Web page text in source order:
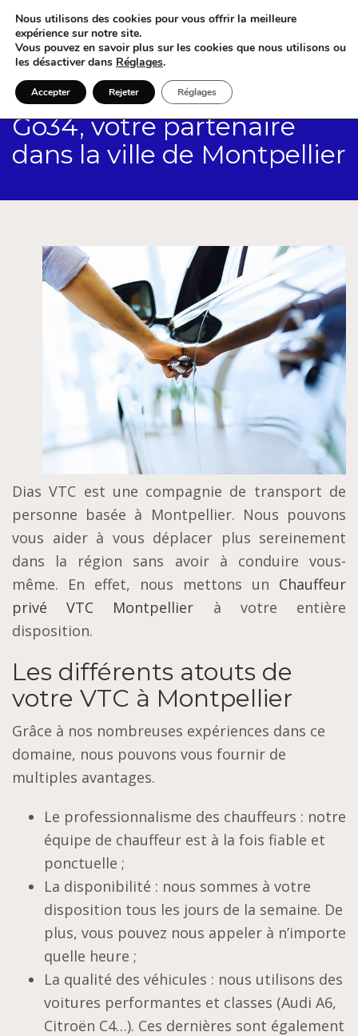
Go34, votre partenaire
dans la ville de Montpellier
Dias VTC est une compagnie de transport de
personne basée à Montpellier. Nous pouvons
vous aider à vous déplacer plus sereinement
dans la région sans avoir à conduire vous-
même. En effet, nous mettons un Chauffeur
privé VTC Montpellier à votre entière
disposition.
Les différents atouts de
votre VTC à Montpellier
Grâce à nos nombreuses expériences dans ce
domaine, nous pouvons vous fournir de
multiples avantages.
Le professionnalisme des chauffeurs : notre
équipe de chauffeur est à la fois fiable et
ponctuelle ;
La disponibilité : nous sommes à votre
disposition tous les jours de la semaine. De
plus, vous pouvez nous appeler à n’importe
quelle heure ;
La qualité des véhicules : nous utilisons des
voitures performantes et classes (Audi A6,
Citroën C4…). Ces dernières sont également
Nous utilisons des cookies pour vous offrir la meilleure
expérience sur notre site.
Vous pouvez en savoir plus sur les cookies que nous utilisons ou
les désactiver dans Réglages.
Accepter Rejeter Réglages